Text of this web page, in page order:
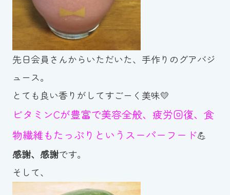
先日会員さんからいただいた、手作りのグアバジ
ュース。
とても良い香りがしてすごーく美味💛
ビタミンCが豊富で美容全般、疲労回復、食
物繊維もたっぷりというスーパーフード💪
感謝、感謝です。
そして、